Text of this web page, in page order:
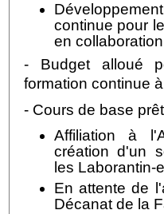
continue pour
en
- Budget alloué
formation continue
- Cours de base
Affiliation à
création d'un
les Laborantin-
En attente de
Décanat de la